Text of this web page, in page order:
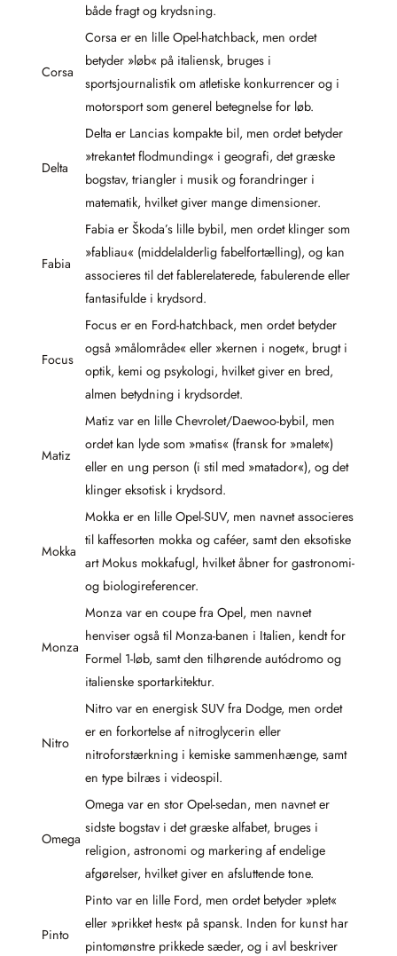
både fragt og krydsning.
Corsa
Corsa er en lille Opel-hatchback, men ordet
betyder »løb« på italiensk, bruges i
sportsjournalistik om atletiske konkurrencer og i
motorsport som generel betegnelse for løb.
Delta
Delta er Lancias kompakte bil, men ordet betyder
»trekantet flodmunding« i geografi, det græske
bogstav, triangler i musik og forandringer i
matematik, hvilket giver mange dimensioner.
Fabia
Fabia er Škoda’s lille bybil, men ordet klinger som
»fabliau« (middelalderlig fabelfortælling), og kan
associeres til det fablerelaterede, fabulerende eller
fantasifulde i krydsord.
Focus
Focus er en Ford-hatchback, men ordet betyder
også »målområde« eller »kernen i noget«, brugt i
optik, kemi og psykologi, hvilket giver en bred,
almen betydning i krydsordet.
Matiz
Matiz var en lille Chevrolet/Daewoo-bybil, men
ordet kan lyde som »matis« (fransk for »malet«)
eller en ung person (i stil med »matador«), og det
klinger eksotisk i krydsord.
Mokka
Mokka er en lille Opel-SUV, men navnet associeres
til kaffesorten mokka og caféer, samt den eksotiske
art Mokus mokkafugl, hvilket åbner for gastronomi-
og biologireferencer.
Monza
Monza var en coupe fra Opel, men navnet
henviser også til Monza-banen i Italien, kendt for
Formel 1-løb, samt den tilhørende autódromo og
italienske sportarkitektur.
Nitro
Nitro var en energisk SUV fra Dodge, men ordet
er en forkortelse af nitroglycerin eller
nitroforstærkning i kemiske sammenhænge, samt
en type bilræs i videospil.
Omega
Omega var en stor Opel-sedan, men navnet er
sidste bogstav i det græske alfabet, bruges i
religion, astronomi og markering af endelige
afgørelser, hvilket giver en afsluttende tone.
Pinto
Pinto var en lille Ford, men ordet betyder »plet«
eller »prikket hest« på spansk. Inden for kunst har
pintomønstre prikkede sæder, og i avl beskriver